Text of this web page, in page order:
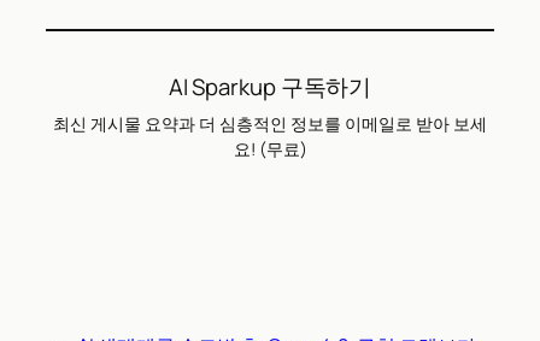
AI Sparkup 구독하기
최신 게시물 요약과 더 심층적인 정보를 이메일로 받아 보세
요! (무료)